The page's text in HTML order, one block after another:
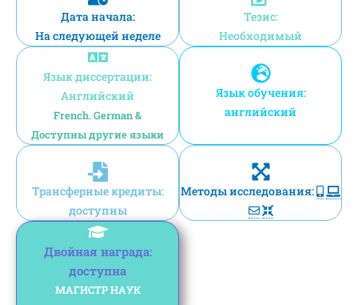
Дата начала:
На следующей неделе
Тезис:
Необходимый
Язык диссертации:
Английский
French. German &
Доступны другие языки
Язык обучения:
английский
Трансферные кредиты:
доступны
Методы исследования:
Двойная награда:
доступна
МАГИСТР НАУК